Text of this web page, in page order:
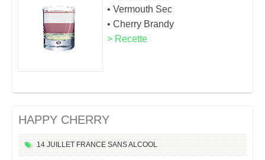
• Vermouth Sec
• Cherry Brandy
> Recette
HAPPY CHERRY
14 JUILLET FRANCE SANS ALCOOL